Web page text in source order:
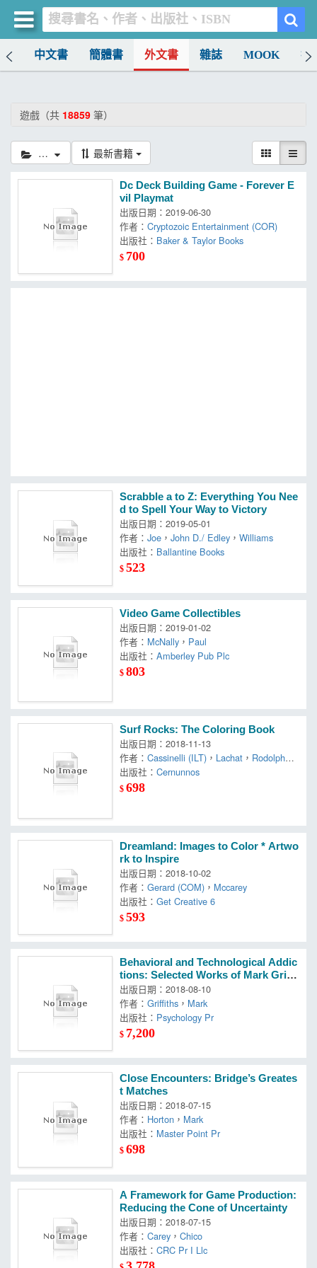
中文書 簡體書 外文書 雜誌 MOOK 找
遊戲（共 18859 筆）
遊戲 最新書籍
Dc Deck Building Game - Forever E
vil Playmat
出版日期：2019-06-30
作者：Cryptozoic Entertainment (COR)
出版社： Baker & Taylor Books
$ 700
Scrabble a to Z: Everything You Nee
d to Spell Your Way to Victory
出版日期：2019-05-01
作者：Joe ，John D./ Edley ，Williams
出版社： Ballantine Books
$523
Video Game Collectibles
出版日期：2019-01-02
作者： McNally ， Paul
出版社：Amberley Pub Plc
$803
Surf Rocks: The Coloring Book
出版日期：2018-11-13
作者：Cassinelli (ILT) ， Lachat ， Rodolphe
(CRT)/ Horacio
出版社：Cernunnos
$698
Dreamland: Images to Color * Artwo
rk to Inspire
出版日期：2018-10-02
作者：Gerard (COM) ， Mccarey
出版社：Get Creative 6
$593
Behavioral and Technological Addic
tions: Selected Works of Mark Griffi
ths
出版日期：2018-08-10
作者：Griffiths ， Mark
出版社： Psychology Pr
$ 7,200
Close Encounters: Bridge’s Greates
t Matches
出版日期：2018-07-15
作者： Horton ， Mark
出版社： Master Point Pr
$698
A Framework for Game Production:
Reducing the Cone of Uncertainty
出版日期：2018-07-15
作者：Carey ，Chico
出版社：CRC Pr I Llc
買書網
書店暢銷榜
簡體書
外文書